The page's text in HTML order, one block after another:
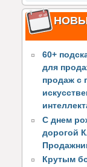
60+
для
продаж с
С днем
дорогой
Крутым